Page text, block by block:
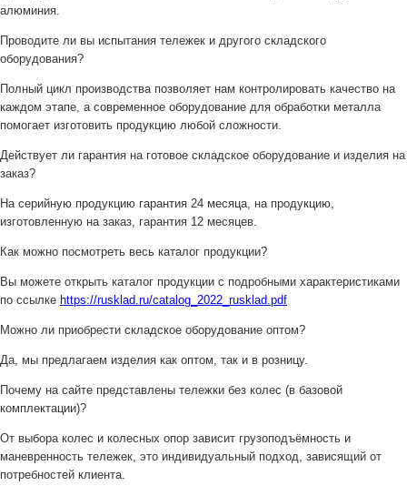
алюминия.
Проводите ли вы испытания тележек и другого складского
оборудования?
Полный цикл производства позволяет нам контролировать качество на
каждом этапе, а современное оборудование для обработки металла
помогает изготовить продукцию любой сложности.
Действует ли гарантия на готовое складское оборудование и изделия на
заказ?
На серийную продукцию гарантия 24 месяца, на продукцию,
изготовленную на заказ, гарантия 12 месяцев.
Как можно посмотреть весь каталог продукции?
Вы можете открыть каталог продукции с подробными характеристиками
по ссылке https://rusklad.ru/catalog_2022_rusklad.pdf
Можно ли приобрести складское оборудование оптом?
Да, мы предлагаем изделия как оптом, так и в розницу.
Почему на сайте представлены тележки без колес (в базовой
комплектации)?
От выбора колес и колесных опор зависит грузоподъёмность и
маневренность тележек, это индивидуальный подход, зависящий от
потребностей клиента.